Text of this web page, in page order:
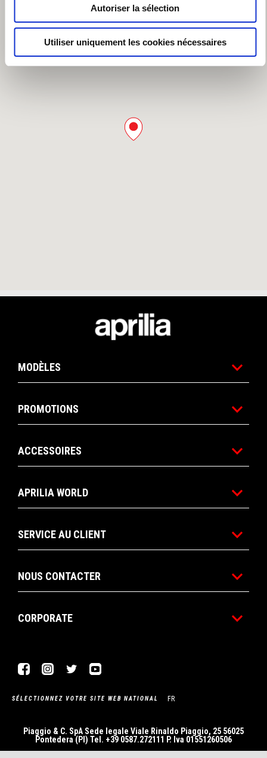
Autoriser la sélection
Utiliser uniquement les cookies nécessaires
MODÈLES
PROMOTIONS
ACCESSOIRES
APRILIA WORLD
SERVICE AU CLIENT
NOUS CONTACTER
CORPORATE
FacebookInstagram
Twitter
SÉLECTIONNEZ VOTRE SITE WEB NATIONAL FR
Piaggio & C. SpA Sede legale Viale Rinaldo Piaggio, 25 56025
Pontedera (PI) Tel. +39 0587.272111 P. Iva 01551260506